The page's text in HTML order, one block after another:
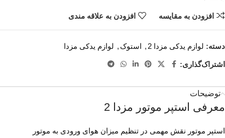
افزودن به مقایسه افزودن به علاقه مندی
دسته: لوازم یدکی مزدا 2 , استوک , لوازم یدکی مزدا
اشتراک‌گذاری:
توضیحات
معرفی استپر موتور مزدا 2
استپر موتور نقش مهمی در تنظیم میزان هوای ورودی به موتور